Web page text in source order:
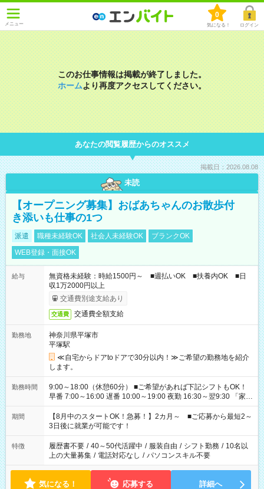
メニュー
0
気になる！ ログイン
このお仕事情報は掲載が終了しました。
ホームより再度アクセスしてください。
あなたの閲覧履歴からのオススメ
掲載日：2026.08.08
未読
【オープニング募集】おばあちゃんのお散歩付
き添いも仕事の1つ
派遣 職種未経験OK 社会人未経験OK
ブランクOK
WEB登録・面接OK
給与
無資格未経験：時給1500円～ ■週払いOK ■扶養内OK ■日
収1万2000円以上
交通費別途支給あり
交通費 交通費全額支給
勤務地
神奈川県平塚市
平塚駅
≪自宅からドアtoドアで30分以内！≫ご希望の勤務地を紹介
します。
勤務時間
9:00～18:00（休憩60分） ■ご希望があれば下記シフトもOK！
早番 7:00～16:00 遅番 10:00～19:00 夜勤 16:30～翌9:30 「家族
と休みを合わせたい」 「余裕を持って夕飯の準備がしたい」
「できれば残業はしたくない」 など、ご希望を教えてください
ね。 ※Wワーク希望の方へ 今ご覧のお仕事で希望する勤務時間
と、もう1つのお仕事の勤務時間。 合計で週40時間を超える場
合は応募できません。
期間
【8月中のスタートOK！急募！】2カ月～ ■ご応募から最短2～
3日後に就業が可能です！
特徴 履歴書不要 / 40～50代活躍中 / 服装自由 / シフト勤務 / 10名以
上の大量募集 / 電話対応なし / パソコンスキル不要
気になる！ 応募する 詳細へ